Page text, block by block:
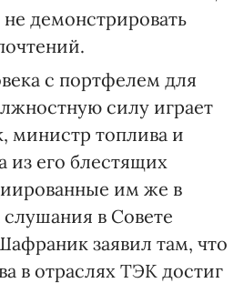
демонстрировать
с портфелем для
силу играет
топлива и
из его блестящих
им же в
слушания в Совете
заявил там, что
в отраслях ТЭК достиг